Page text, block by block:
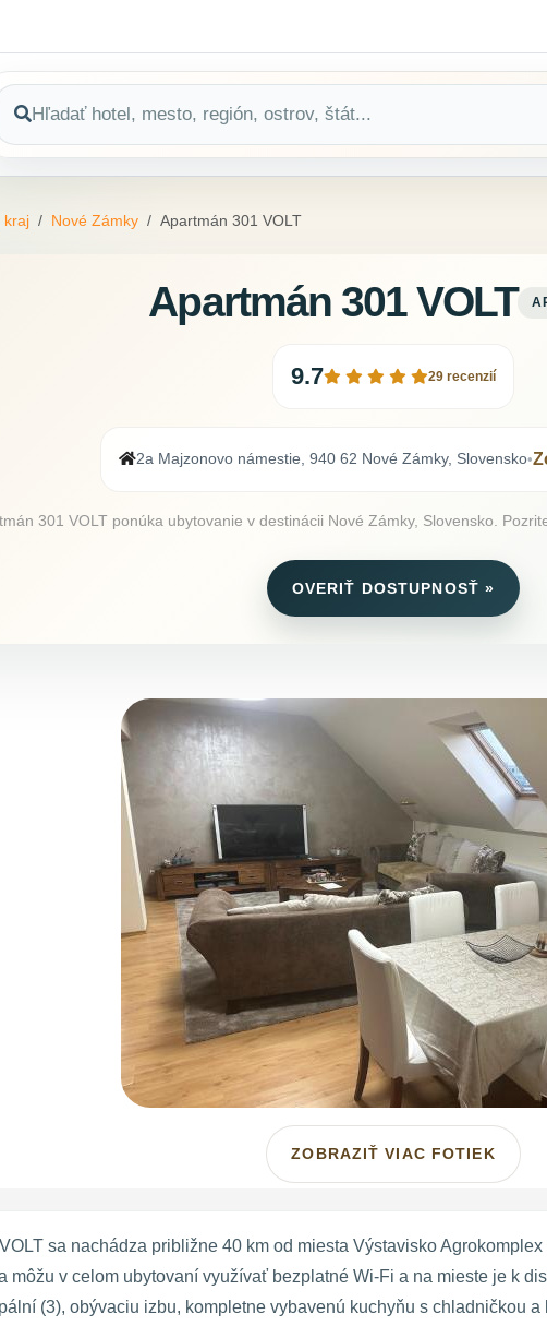
kraj Nové Zámky Apartmán 301 VOLT
Apartmán 301 VOLT
9.7 29 recenzií
2a Majzonovo námestie, 940 62 Nové Zámky, Slovensko•
301 VOLT ponúka ubytovanie v destinácii Nové Zámky, Slovensko.
OVERIŤ DOSTUPNOSŤ »
ZOBRAZIŤ VIAC FOTIEK
sa nachádza približne 40 km od miesta Výstavisko
môžu v celom ubytovaní využívať bezplatné Wi-Fi a na mieste je k
(3), obývaciu izbu, kompletne vybavenú kuchyňu s chladničkou